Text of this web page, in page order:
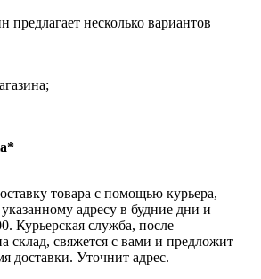
предлагает несколько вариантов
товара с помощью курьера,
адресу в будние дни и
Курьерская служба, после
склад, свяжется с вами и предложит
доставки. Уточнит адрес.